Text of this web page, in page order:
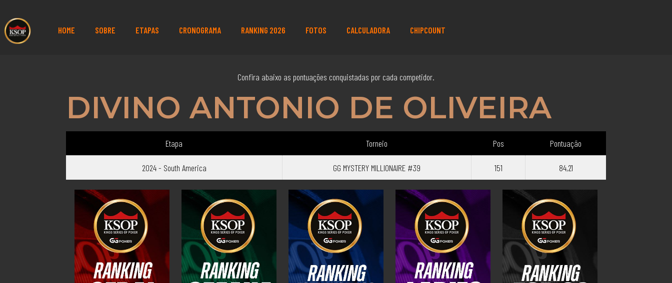
HOME SOBRE ETAPAS CRONOGRAMA RANKING 2026 FOTOS CALCULADORA CHIPCOUNT
Confira abaixo as pontuações conquistadas por cada competidor.
DIVINO ANTONIO DE OLIVEIRA
Etapa Torneio Pos Pontuação
2024 - South America GG MYSTERY MILLIONAIRE #39 151 84,21